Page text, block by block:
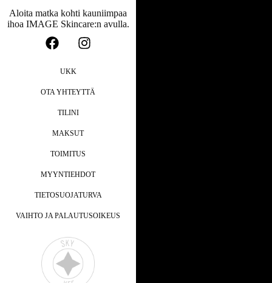
Aloita matka kohti kauniimpaa
ihoa IMAGE Skincare:n avulla.
UKK
OTA YHTEYTTÄ
TILINI
MAKSUT
TOIMITUS
MYYNTIEHDOT
TIETOSUOJATURVA
VAIHTO JA PALAUTUSOIKEUS